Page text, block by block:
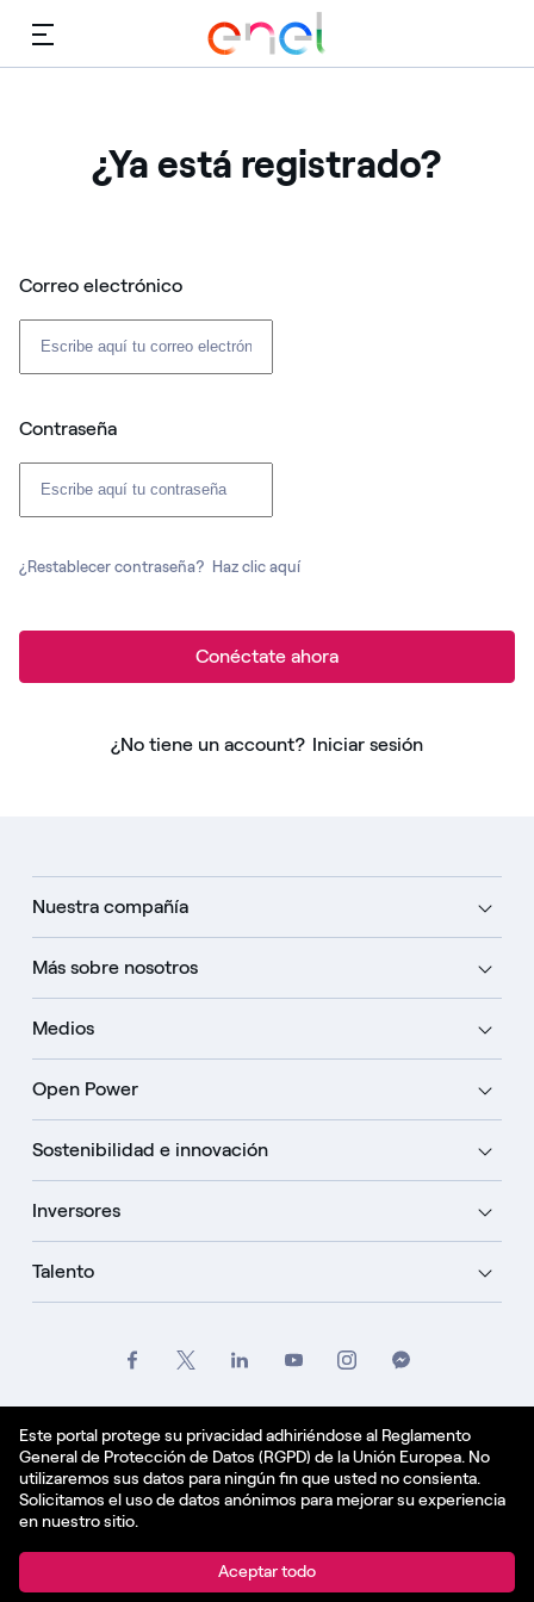
Este portal protege su privacidad adhiriéndose al Reglamento
General de Protección de Datos (RGPD) de la Unión Europea. No
utilizaremos sus datos para ningún fin que usted no consienta.
Solicitamos el uso de datos anónimos para mejorar su experiencia
en nuestro sitio.
Aceptar todo
Menú
¿Ya está registrado?
Correo electrónico
Contraseña
¿Restablecer contraseña? Haz clic aquí
Conéctate ahora
¿No tiene un account? Iniciar sesión
Nuestra compañía
Más sobre nosotros
Medios
Open Power
Sostenibilidad e innovación
Inversores
Talento
Política de cookies
Español - ES
© Enel Spa All Rights Reserved Enel Spa VAT code